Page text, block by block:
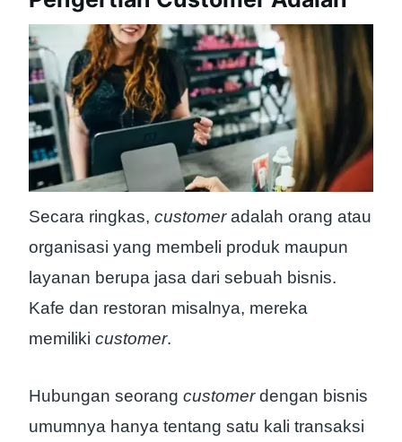
Secara ringkas, customeradalah orang atau
organisasi yang membeli produk maupun
layanan berupa jasa dari sebuah bisnis.
Kafe dan restoran misalnya, mereka
memiliki customer.
Hubungan seorang customerdengan bisnis
umumnya hanya tentang satu kali transaksi